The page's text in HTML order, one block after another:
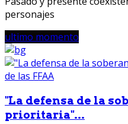
personajes
ultimo momento
"La defensa de la
prioritaria"...